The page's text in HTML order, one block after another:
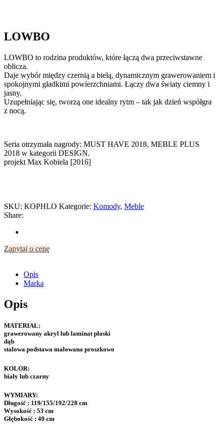
LOWBO
LOWBO to rodzina produktów, które łączą dwa przeciwstawne
oblicza.
Daje wybór między czernią a bielą, dynamicznym grawerowaniem i
spokojnymi gładkimi powierzchniami. Łączy dwa światy ciemny i
jasny.
Uzupełniając się, tworzą one idealny rytm – tak jak dzień współgra
z nocą.
Seria otrzymała nagrody: MUST HAVE 2018, MEBLE PLUS
2018 w kategorii DESIGN.
projekt Max Kobiela [2016]
SKU: KOPHLO Kategorie: Komody, Meble
Share:
Zapytaj o cenę
Opis
Marka
Opis
MATERIAŁ:
grawerowany akryl lub laminat płaski
dąb
stalowa podstawa malowana proszkowo
KOLOR:
biały lub czarny
WYMIARY:
Długość : 119/155/192/228 cm
Wysokość : 53 cm
Głębokość : 40 cm